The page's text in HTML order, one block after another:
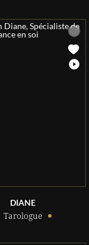
DIANE
Tarologue